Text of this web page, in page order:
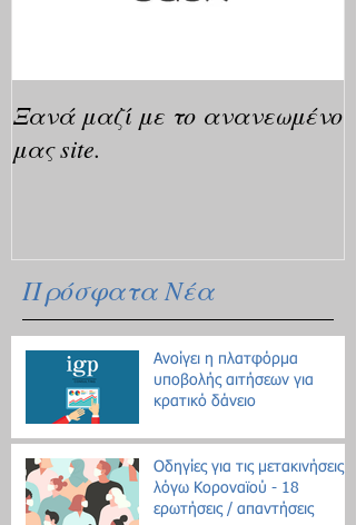
Πρόσφατα Νέα
Ξανά μαζί με το ανανεωμένο
μας site.
Ανοίγει η πλατφόρμα
υποβολής αιτήσεων για
κρατικό δάνειο
Οδηγίες για τις μετακινήσεις
λόγω Κοροναϊού - 18
ερωτήσεις / απαντήσεις